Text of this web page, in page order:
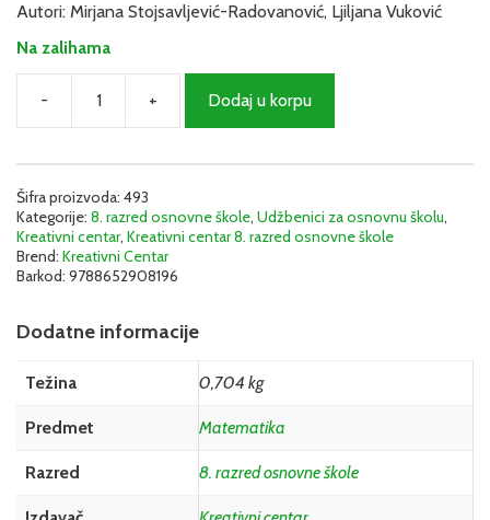
Autori: Mirjana Stojsavljević-Radovanović, Ljiljana Vuković
Na zalihama
-
Matematika
8
Kreativni
centar
+ Dodaj u korpu
Šifra proizvoda: 493
Kategorije: 8. razred osnovne škole, Udžbenici za osnovnu školu,
Kreativni centar, Kreativni centar 8. razred osnovne škole
Brend: Kreativni Centar
Barkod: 9788652908196
Dodatne informacije
Težina 0,704 kg
Predmet Matematika
Razred 8. razred osnovne škole